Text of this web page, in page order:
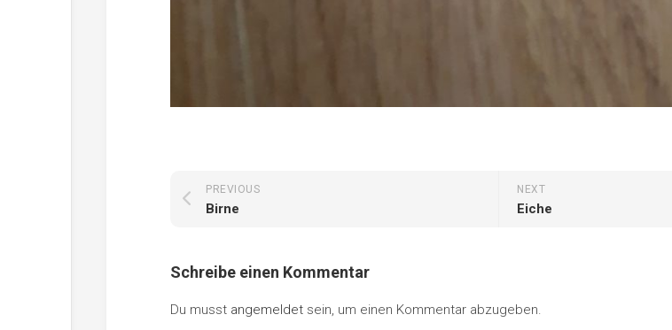
NEXT
Eiche
PREVIOUS
Birne
Schreibe einen Kommentar
Du musst angemeldet sein, um einen Kommentar abzugeben.